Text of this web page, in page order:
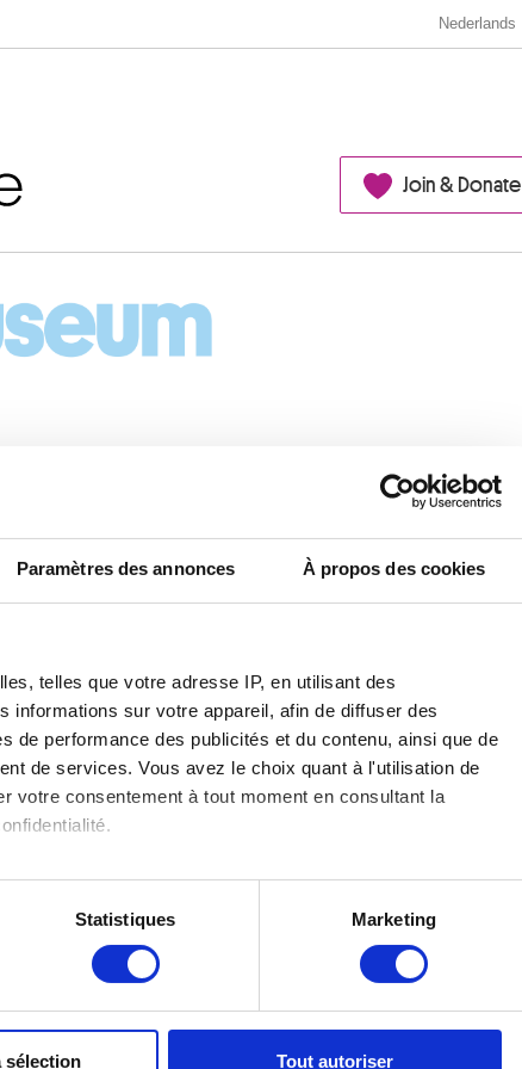
Paramètres des annonces À propos des cookies
telles que votre adresse IP, en utilisant des
sur votre appareil, afin de diffuser des
de performance des publicités et du contenu, ainsi que de
de services. Vous avez le choix quant à l'utilisation de
votre consentement à tout moment en consultant la
qui peuvent être précises à plusieurs mètres près
Statistiques Marketing
sélection Tout autoriser
Nederlands
Join & Donate
Bruxelles
RECHERCHER
SUIVEZ-NOUS